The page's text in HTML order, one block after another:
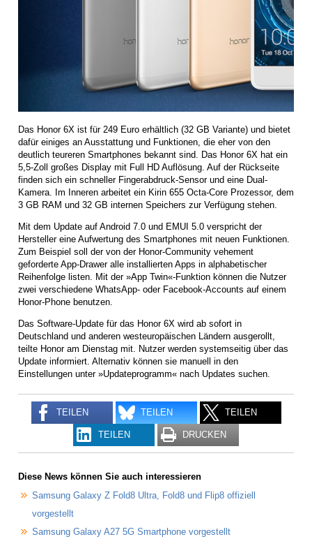
Das Honor 6X ist für 249 Euro erhältlich (32 GB Variante) und bietet
dafür einiges an Ausstattung und Funktionen, die eher von den
deutlich teureren Smartphones bekannt sind. Das Honor 6X hat ein
5,5-Zoll großes Display mit Full HD Auflösung. Auf der Rückseite
finden sich ein schneller Fingerabdruck-Sensor und eine Dual-
Kamera. Im Inneren arbeitet ein Kirin 655 Octa-Core Prozessor, dem
3 GB RAM und 32 GB internen Speichers zur Verfügung stehen.
Mit dem Update auf Android 7.0 und EMUI 5.0 verspricht der
Hersteller eine Aufwertung des Smartphones mit neuen Funktionen.
Zum Beispiel soll der von der Honor-Community vehement
geforderte App-Drawer alle installierten Apps in alphabetischer
Reihenfolge listen. Mit der »App Twin«-Funktion können die Nutzer
zwei verschiedene WhatsApp- oder Facebook-Accounts auf einem
Honor-Phone benutzen.
Das Software-Update für das Honor 6X wird ab sofort in
Deutschland und anderen westeuropäischen Ländern ausgerollt,
teilte Honor am Dienstag mit. Nutzer werden systemseitig über das
Update informiert. Alternativ können sie manuell in den
Einstellungen unter »Updateprogramm« nach Updates suchen.
TEILEN TEILEN TEILEN
TEILEN DRUCKEN
Diese News können Sie auch interessieren
Samsung Galaxy Z Fold8 Ultra, Fold8 und Flip8 offiziell
vorgestellt
Samsung Galaxy A27 5G Smartphone vorgestellt